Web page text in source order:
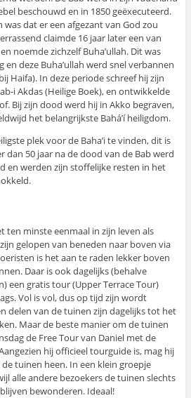
beschouwd en in 1850 geëxecuteerd.
was dat er een afgezant van God zou
claimde 16 jaar later een van
noemde zichzelf Buha’ullah. Dit was
deze Buha’ullah werd snel verbannen
Haifa). In deze periode schreef hij zijn
i Akdas (Heilige Boek), en ontwikkelde
Bij zijn dood werd hij in Akko begraven,
het belangrijkste Bahá’í heiligdom.
plek voor de Baha’i te vinden, dit is
dan 50 jaar na de dood van de Bab werd
en werden zijn stoffelijke resten in het
ten minste eenmaal in zijn leven als
gelopen van beneden naar boven via
is het aan te raden lekker boven
Daar is ook dagelijks (behalve
een gratis tour (Upper Terrace Tour)
Vol is vol, dus op tijd zijn wordt
delen van de tuinen zijn dagelijks tot het
Maar de beste manier om de tuinen
de Free Tour van Daniel met de
hij officieel tourguide is, mag hij
tuinen heen. In een klein groepje
alle andere bezoekers de tuinen slechts
bewonderen. Ideaal!